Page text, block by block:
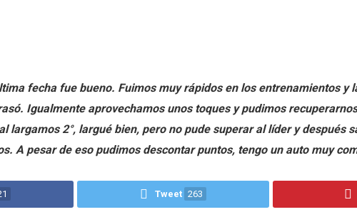
fecha fue bueno. Fuimos muy rápidos en los entrenamientos
Igualmente aprovechamos unos toques y pudimos
largamos 2°, largué bien, pero no pude superar al líder y
A pesar de eso pudimos descontar puntos, tengo un auto muy
Tweet 263